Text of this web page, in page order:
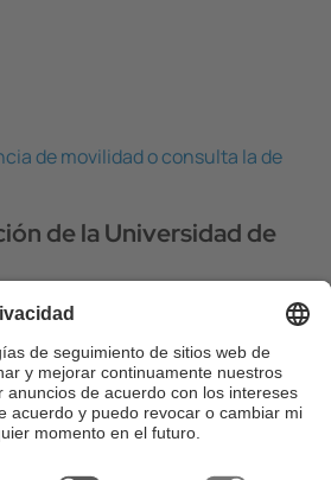
de movilidad o consulta la de
de la Universidad de
su consentimiento